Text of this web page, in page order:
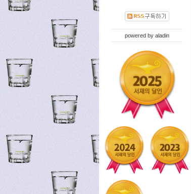
powered by aladin